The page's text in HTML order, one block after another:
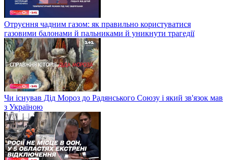
Отруєння чадним газом: як правильно користуватися
газовими балонами й пальниками й уникнути трагедії
Чи існував Дід Мороз до Радянського Союзу і який зв'язок мав
з Україною